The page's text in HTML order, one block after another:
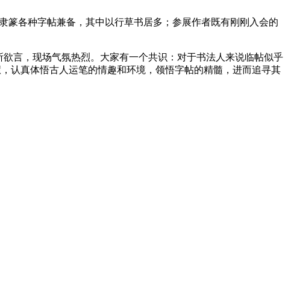
篆各种字帖兼备，其中以行草书居多；参展作者既有刚刚入会的
言，现场气氛热烈。大家有一个共识：对于书法人来说临帖似乎
认真体悟古人运笔的情趣和环境，领悟字帖的精髓，进而追寻其